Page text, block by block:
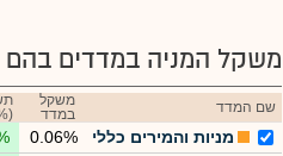
משקל המניה במדדים בהם
שם המדד
משקל
במדד
מניות והמירים כללי 0.06%